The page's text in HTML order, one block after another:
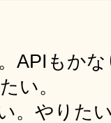
APIもか
い。
。やりた